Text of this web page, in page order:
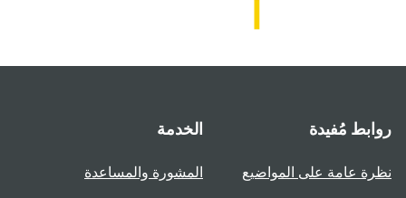
روابط مُفيدة
نظرة عامة على المواضيع
الخدمة
المشورة والمساعدة